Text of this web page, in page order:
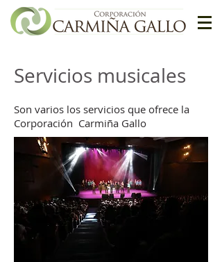
Servicios musicales
Son varios los servicios que ofrece la
Corporación Carmiña Gallo